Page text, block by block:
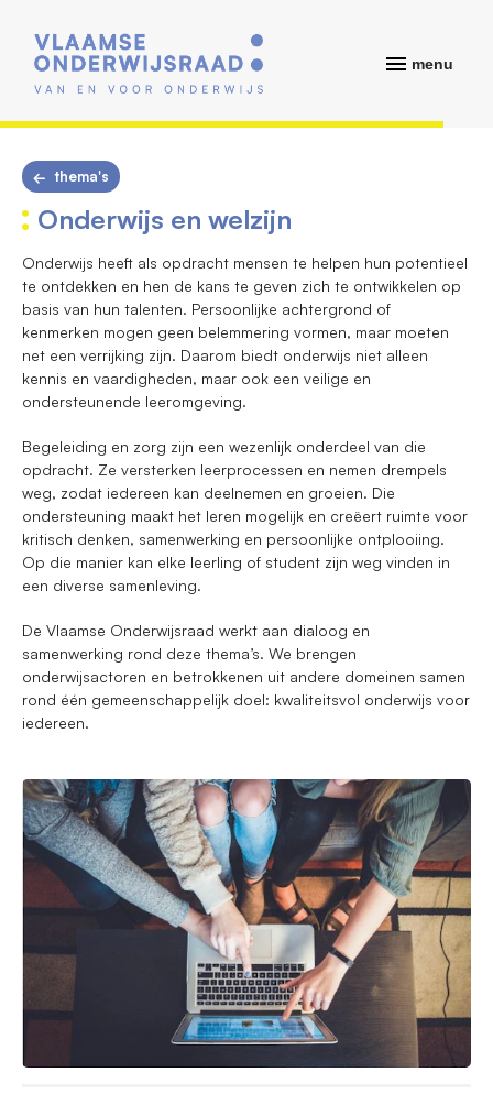
menu
thema's
Onderwijs en welzijn
Onderwijs heeft als opdracht mensen te helpen hun potentieel
te ontdekken en hen de kans te geven zich te ontwikkelen op
basis van hun talenten. Persoonlijke achtergrond of
kenmerken mogen geen belemmering vormen, maar moeten
net een verrijking zijn. Daarom biedt onderwijs niet alleen
kennis en vaardigheden, maar ook een veilige en
ondersteunende leeromgeving.
Begeleiding en zorg zijn een wezenlijk onderdeel van die
opdracht. Ze versterken leerprocessen en nemen drempels
weg, zodat iedereen kan deelnemen en groeien. Die
ondersteuning maakt het leren mogelijk en creëert ruimte voor
kritisch denken, samenwerking en persoonlijke ontplooiing.
Op die manier kan elke leerling of student zijn weg vinden in
een diverse samenleving.
De Vlaamse Onderwijsraad werkt aan dialoog en
samenwerking rond deze thema’s. We brengen
onderwijsactoren en betrokkenen uit andere domeinen samen
rond één gemeenschappelijk doel: kwaliteitsvol onderwijs voor
iedereen.